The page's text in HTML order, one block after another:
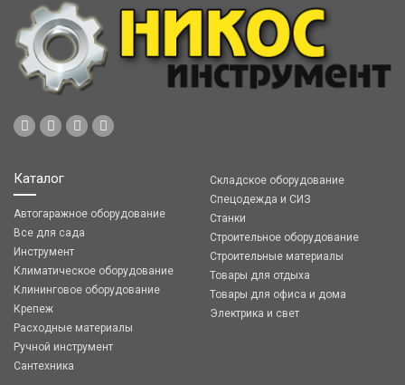
Каталог
Автогаражное оборудование
Все для сада
Инструмент
Климатическое оборудование
Клининговое оборудование
Крепеж
Расходные материалы
Ручной инструмент
Сантехника
Складское оборудование
Спецодежда и СИЗ
Станки
Строительное оборудование
Строительные материалы
Товары для отдыха
Товары для офиса и дома
Электрика и свет